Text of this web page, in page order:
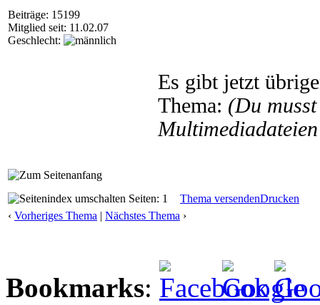
Beiträge: 15199
Mitglied seit: 11.02.07
Geschlecht:
Es gibt jetzt
Thema: (Du
Seiten: 1 Thema versendenDrucken
‹ Vorheriges Thema | Nächstes Thema ›
Bookmarks: